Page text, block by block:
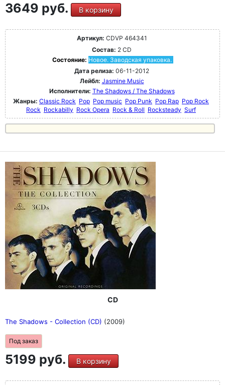
3649 руб. В корзину
Артикул: CDVP 464341
Состав: 2 CD
Состояние: Новое. Заводская упаковка.
Дата релиза: 06-11-2012
Лейбл: Jasmine Music
Исполнители: The Shadows / The Shadows
Жанры: Classic Rock Pop Pop music Pop Punk Pop Rap Pop Rock
Rock Rockabilly Rock Opera Rock & Roll Rocksteady Surf
CD
The Shadows - Collection (CD) (2009)
Под заказ
5199 руб. В корзину